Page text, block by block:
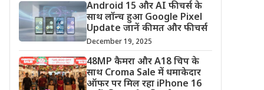
Android 15 और AI फीचर्स के
साथ लॉन्च हुआ Google Pixel
Update जानें कीमत और फीचर्स
December 19, 2025
48MP कैमरा और A18 चिप के
साथ Croma Sale में धमाकेदार
ऑफर पर मिल रहा iPhone 16